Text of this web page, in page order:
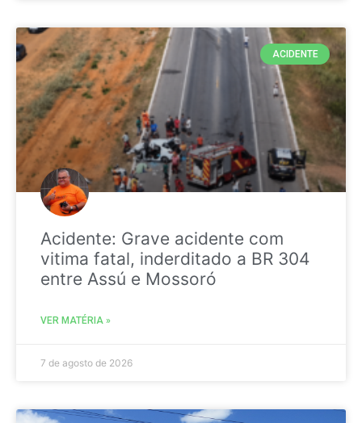
ACIDENTE
Acidente: Grave acidente com
vitima fatal, inderditado a BR 304
entre Assú e Mossoró
VER MATÉRIA »
7 de agosto de 2026